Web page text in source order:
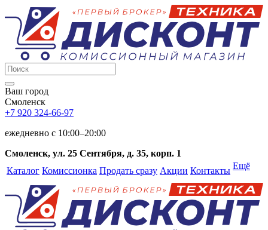
Ваш город
Смоленск
+7 920 324-66-97
ежедневно c 10:00–20:00
Смоленск, ул. 25 Сентября, д. 35, корп. 1
Каталог Комиссионка Продать сразу Акции Контакты Ещё